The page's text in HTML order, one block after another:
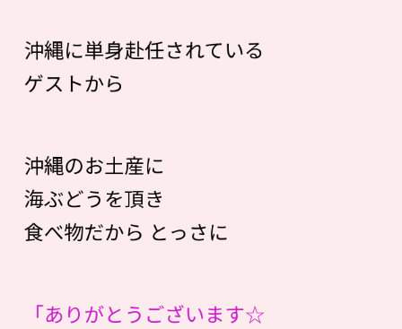
沖縄に単身赴任されている
ゲストから
沖縄のお土産に
海ぶどうを頂き
食べ物だから とっさに
「ありがとうございます☆